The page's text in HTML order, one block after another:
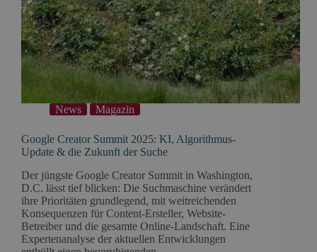
News Magazin
Google Creator Summit 2025: KI, Algorithmus-
Update & die Zukunft der Suche
Der jüngste Google Creator Summit in Washington,
D.C. lässt tief blicken: Die Suchmaschine verändert
ihre Prioritäten grundlegend, mit weitreichenden
Konsequenzen für Content-Ersteller, Website-
Betreiber und die gesamte Online-Landschaft. Eine
Expertenanalyse der aktuellen Entwicklungen